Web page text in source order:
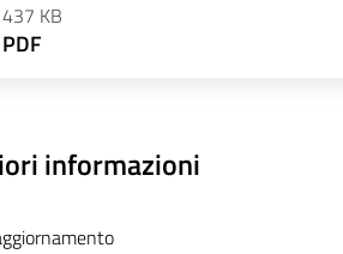
437 KB
PDF
informazioni